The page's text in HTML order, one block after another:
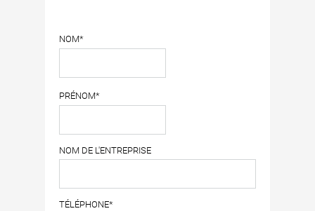
NOM*
PRÉNOM*
NOM DE L'ENTREPRISE
TÉLÉPHONE*